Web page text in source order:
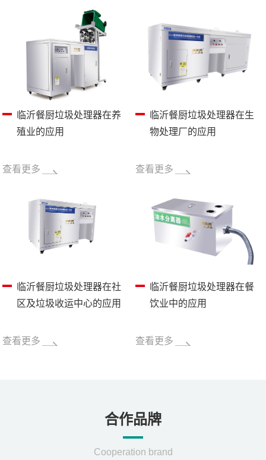
临沂餐厨垃圾处理器在养
殖业的应用
查看更多
临沂餐厨垃圾处理器在生
物处理厂的应用
查看更多
临沂餐厨垃圾处理器在社
区及垃圾收运中心的应用
查看更多
临沂餐厨垃圾处理器在餐
饮业中的应用
查看更多
合作品牌
Cooperation brand